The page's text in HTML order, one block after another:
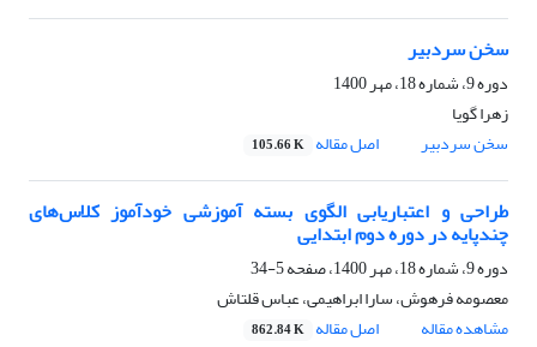
سخن سردبیر
دوره 9، شماره 18، مهر 1400
زهرا گویا
سخن سردبیر
اصل مقاله 105.66 K
طراحی و اعتباریابی الگوی بسته آموزشی خودآموز کلاس‌های
چندپایه در دوره دوم ابتدایی
دوره 9، شماره 18، مهر 1400، صفحه
5-34
معصومه فرهوش، سارا ابراهیمی، عباس قلتاش
مشاهده مقاله
اصل مقاله 862.84 K